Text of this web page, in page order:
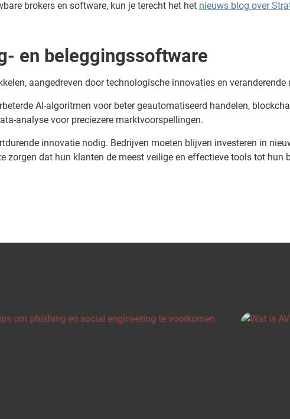
brokers en software, kun je terecht het het nieuws blog over
en beleggingssoftware
aangedreven door technologische innovaties en
AI-algoritmen voor beter geautomatiseerd handelen,
analyse voor preciezere marktvoorspellingen.
innovatie nodig. Bedrijven moeten blijven investeren in
zorgen dat hun klanten de meest veilige en effectieve tools tot hun